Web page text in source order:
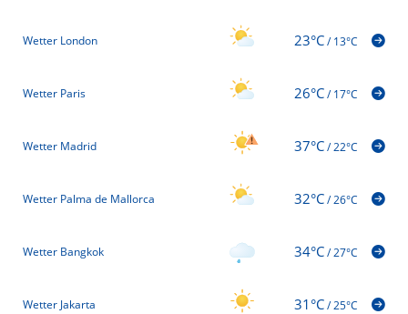
Wetter London 23°C/13°C
Wetter Paris 26°C/17°C
Wetter Madrid 37°C/22°C
Wetter Palma de Mallorca 32°C/26°C
Wetter Bangkok 34°C/27°C
Wetter Jakarta 31°C/25°C